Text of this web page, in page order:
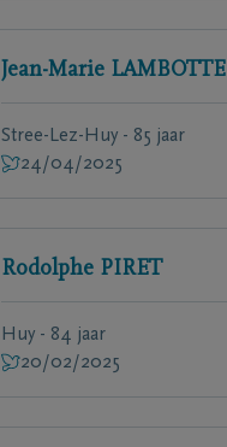
Jean-Marie LAMBOTTE
Stree-Lez-Huy - 85 jaar
24/04/2025
Rodolphe PIRET
Huy - 84 jaar
20/02/2025